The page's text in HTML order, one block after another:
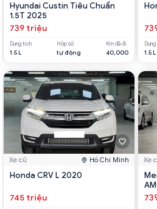
Hyundai Custin Tiêu Chuẩn
1.5T 2025
739 triệu
Dung tích
1.5 L
Hộp số
tự động
Km đã đi
40,000
Xe cũ Hồ Chí Minh
Honda CRV L 2020
745 triệu
1.5 L
Xe